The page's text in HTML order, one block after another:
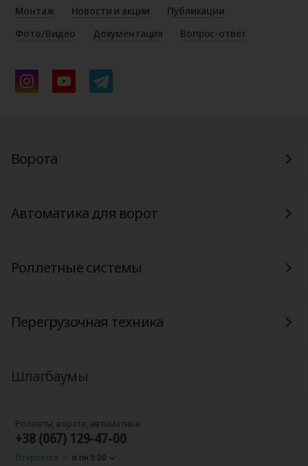
Монтаж
Новости и акции
Публикации
Фото/Видео
Документация Вопрос-ответ
Ворота
Автоматика для ворот
Роллетные системы
Перегрузочная техника
Шлагбаумы
Роллеты, ворота, автоматика:
+38 (067) 129-47-00
Откроется в пн 9:00